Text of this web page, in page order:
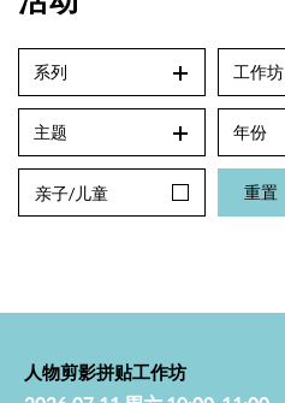
系列 工作坊
主题 年份
亲子/儿童 重置
人物剪影拼贴工作坊